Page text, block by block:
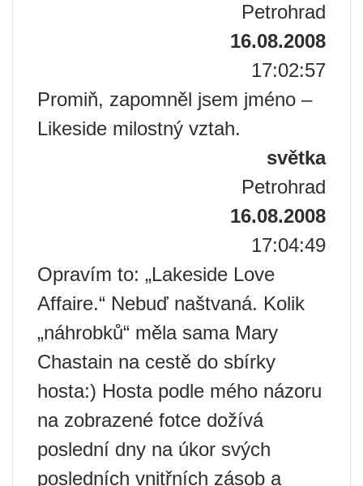
Petrohrad
16.08.2008
17:02:57
Promiň, zapomněl jsem jméno –
Likeside milostný vztah.
světka
Petrohrad
16.08.2008
17:04:49
Opravím to: „Lakeside Love
Affaire.“ Nebuď naštvaná. Kolik
„náhrobků“ měla sama Mary
Chastain na cestě do sbírky
hosta:) Hosta podle mého názoru
na zobrazené fotce dožívá
poslední dny na úkor svých
posledních vnitřních zásob a